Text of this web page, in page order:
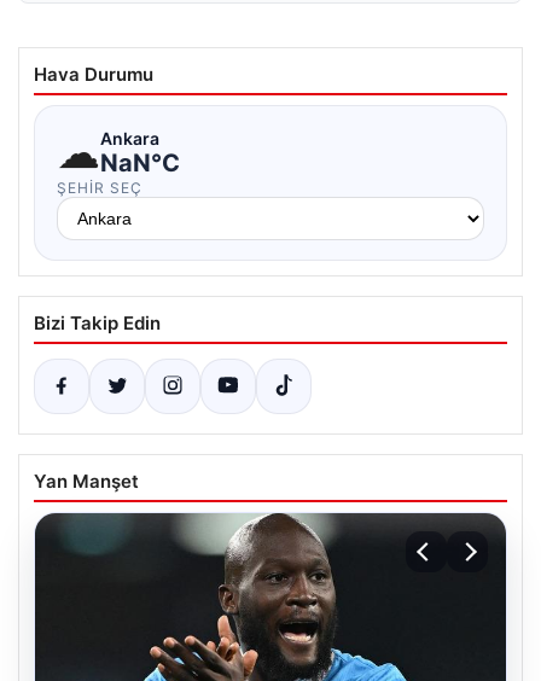
Hava Durumu
☁Ankara
NaN°C
ŞEHIR SEÇ
Bizi Takip Edin
Yan Manşet